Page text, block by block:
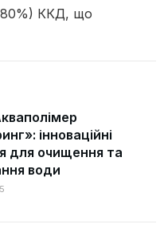
80%) ККД, що
інноваційні
для очищення та
води